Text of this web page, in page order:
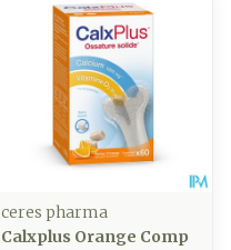
ceres pharma
Calxplus Orange Comp